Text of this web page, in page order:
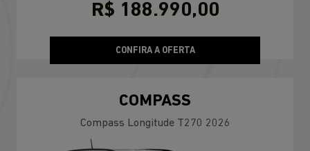
R$ 188.990,00
CONFIRA A OFERTA
COMPASS
Compass Longitude T270 2026